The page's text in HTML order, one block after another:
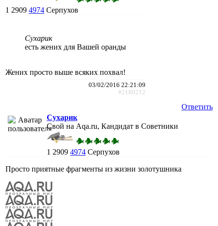
1 2909 4974 Серпухов
Сухарик
есть жених для Вашей оранды
Жених просто выше всяких похвал!
03/02/2016 22:21:09
#2180212
Ответить
Сухарик
Свой на Aqa.ru, Кандидат в Советники
1 2909 4974 Серпухов
Просто приятные фрагменты из жизни золотушника